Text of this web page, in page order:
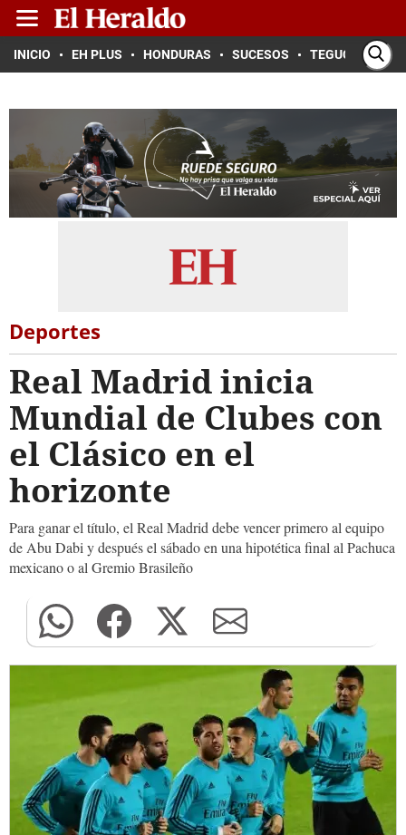
INICIO EH PLUS HONDURAS SUCESOS TEGUCIGALPA
Deportes
Real Madrid inicia
Mundial de Clubes con
el Clásico en el
horizonte
Para ganar el título, el Real Madrid debe vencer primero al equipo
de Abu Dabi y después el sábado en una hipotética final al Pachuca
mexicano o al Gremio Brasileño